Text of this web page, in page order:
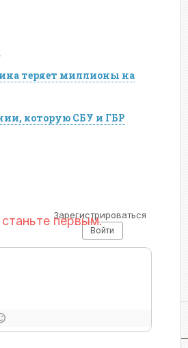
теряет миллионы на
которую СБУ и ГБР